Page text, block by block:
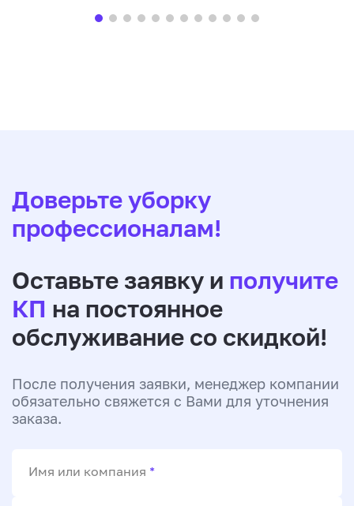
Доверьте уборку
профессионалам!
Оставьте заявку и получите
КП на постоянное
обслуживание со скидкой!
После получения заявки, менеджер компании
обязательно свяжется с Вами для уточнения
заказа.
Имя или компания *